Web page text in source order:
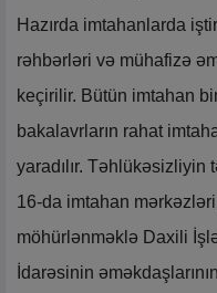
Hazırda imtahanlarda
rəhbərləri və mühafizə
keçirilir. Bütün imtahan
bakalavrların rahat
yaradılır. Təhlükəsizliyin
16-da imtahan
möhürlənməklə Daxili
İdarəsinin